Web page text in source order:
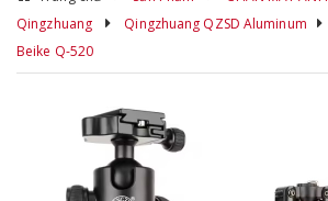
Qingzhuang
Qingzhuang QZSD Aluminum
Beike Q-520